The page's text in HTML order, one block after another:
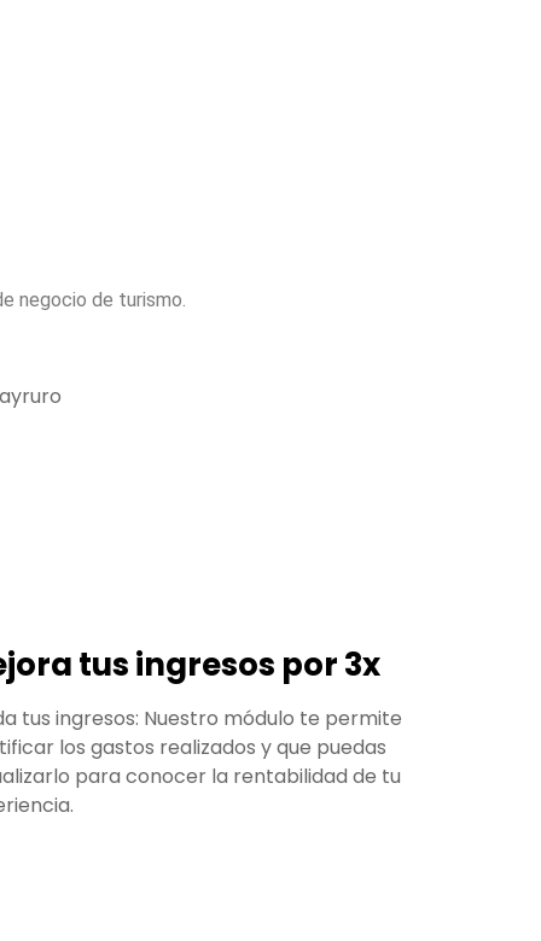
negocio de turismo.
tus ingresos por 3x
tus ingresos: Nuestro módulo te permite
los gastos realizados y que puedas
para conocer la rentabilidad de tu